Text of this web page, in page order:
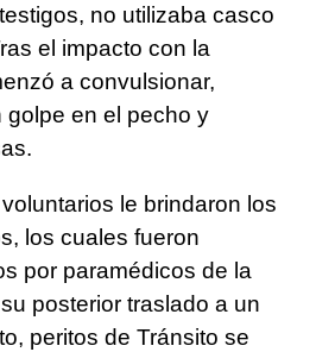
no utilizaba casco
el impacto con la
a convulsionar,
golpe en el pecho y
le brindaron los
los cuales fueron
por paramédicos de la
posterior traslado a un
peritos de Tránsito se